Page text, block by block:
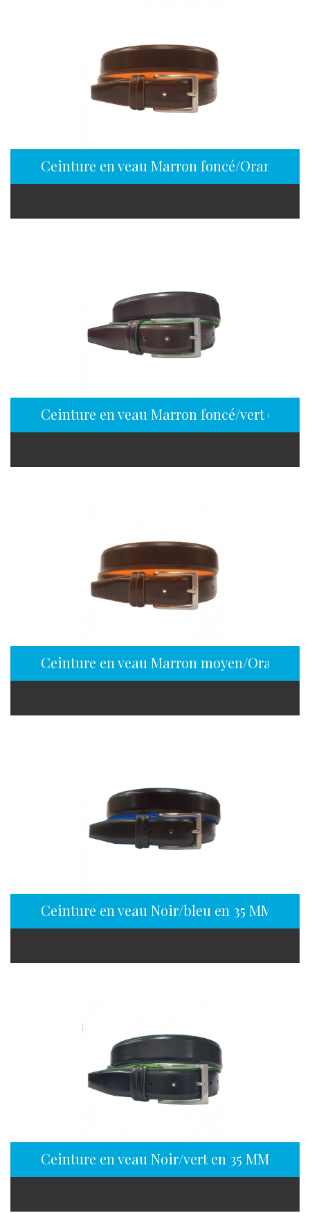
Ceinture en veau Marron foncé/Orange en
Ceinture en veau Marron foncé/vert en 35
Ceinture en veau Marron moyen/Orange
Ceinture en veau Noir/bleu en 35 MM
Ceinture en veau Noir/vert en 35 MM